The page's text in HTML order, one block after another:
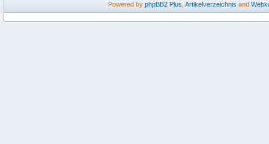
Powered by phpBB2 Plus Artikelverzeichnis and